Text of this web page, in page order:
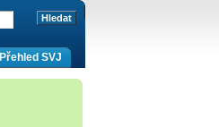
Přehled SVJ